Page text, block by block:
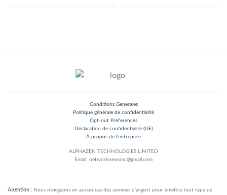
Conditions Generales
Politique générale de confidentialité
Opt-out Preferences
Déclaration de confidentialité (UE)
À propos de l'entreprise
ALPHAZEN TECHNOLOGIES LIMITED
Email: networknewsinc@gmail.com
Attention : Nous n'exigeons en aucun cas des sommes d'argent pour émettre tout type de